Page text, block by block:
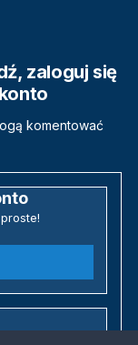
zaloguj się
komentować